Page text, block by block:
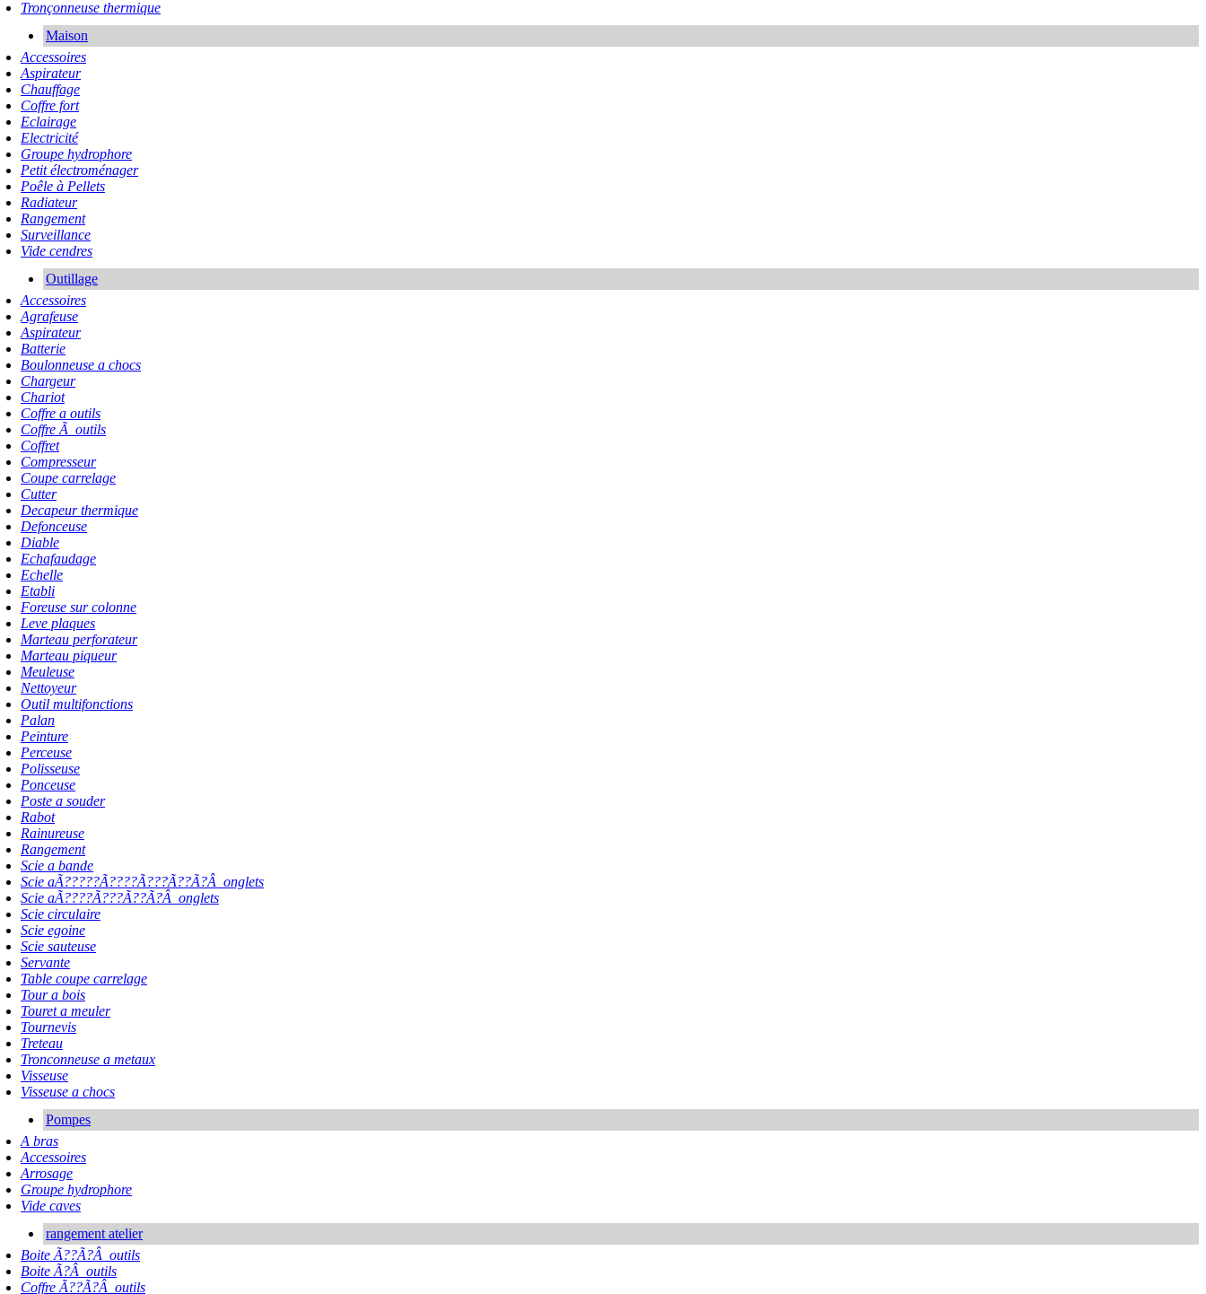
Tronçonneuse thermique
Maison
Accessoires
Aspirateur
Chauffage
Coffre fort
Eclairage
Electricité
Groupe hydrophore
Petit électroménager
Poêle à Pellets
Radiateur
Rangement
Surveillance
Vide cendres
Outillage
Accessoires
Agrafeuse
Aspirateur
Batterie
Boulonneuse a chocs
Chargeur
Chariot
Coffre a outils
Coffre Ã outils
Coffret
Compresseur
Coupe carrelage
Cutter
Decapeur thermique
Defonceuse
Diable
Echafaudage
Echelle
Etabli
Foreuse sur colonne
Leve plaques
Marteau perforateur
Marteau piqueur
Meuleuse
Nettoyeur
Outil multifonctions
Palan
Peinture
Perceuse
Polisseuse
Ponceuse
Poste a souder
Rabot
Rainureuse
Rangement
Scie a bande
Scie aÃ?????Ã????Ã???Ã??Ã?Â onglets
Scie aÃ????Ã???Ã??Ã?Â onglets
Scie circulaire
Scie egoine
Scie sauteuse
Servante
Table coupe carrelage
Tour a bois
Touret a meuler
Tournevis
Treteau
Tronconneuse a metaux
Visseuse
Visseuse a chocs
Pompes
A bras
Accessoires
Arrosage
Groupe hydrophore
Vide caves
rangement atelier
Boite Ã??Ã?Â outils
Boite Ã?Â outils
Coffre Ã??Ã?Â outils